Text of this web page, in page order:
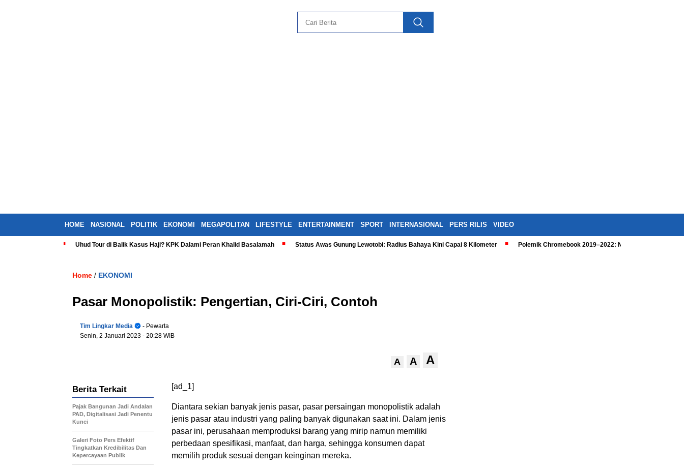
HOME NASIONAL POLITIK EKONOMI MEGAPOLITAN LIFESTYLE ENTERTAINMENT SPORT INTERNASIONAL PERS RILIS VIDEO
Uhud Tour di Balik Kasus Haji? KPK Dalami Peran Khalid Basalamah Status Awas Gunung Lewotobi: Radius Bahaya Kini Capai 8 Kilometer Polemik Chromebook 2019–2022: Nadiem Dipanggil,
Home / EKONOMI
Pasar Monopolistik: Pengertian, Ciri-Ciri, Contoh
Tim Lingkar Media
- Pewarta
Senin, 2 Januari 2023 - 20:28 WIB
A A A
[ad_1]
Diantara sekian banyak jenis pasar, pasar persaingan monopolistik adalah
jenis pasar atau industri yang paling banyak digunakan saat ini. Dalam jenis
pasar ini, perusahaan memproduksi barang yang mirip namun memiliki
perbedaan spesifikasi, manfaat, dan harga, sehingga konsumen dapat
memilih produk sesuai dengan keinginan mereka.
Berita Terkait
Pajak Bangunan Jadi Andalan
PAD, Digitalisasi Jadi Penentu
Kunci
Galeri Foto Pers Efektif
Tingkatkan Kredibilitas Dan
Kepercayaan Publik